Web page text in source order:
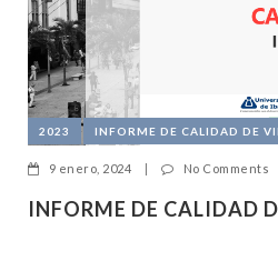
2023 INFORME DE CALIDAD DE
9 enero, 2024 | No Comments
INFORME DE CALIDAD